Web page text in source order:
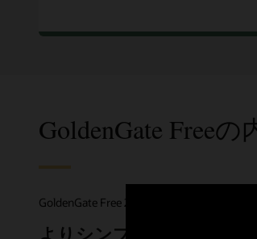
GoldenGate Freeの
GoldenGate Free 23aiには、GoldenGate
よりシンプルな双方向レプ